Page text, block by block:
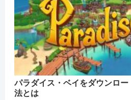
パラダイス・ベイをダウンロ
法とは